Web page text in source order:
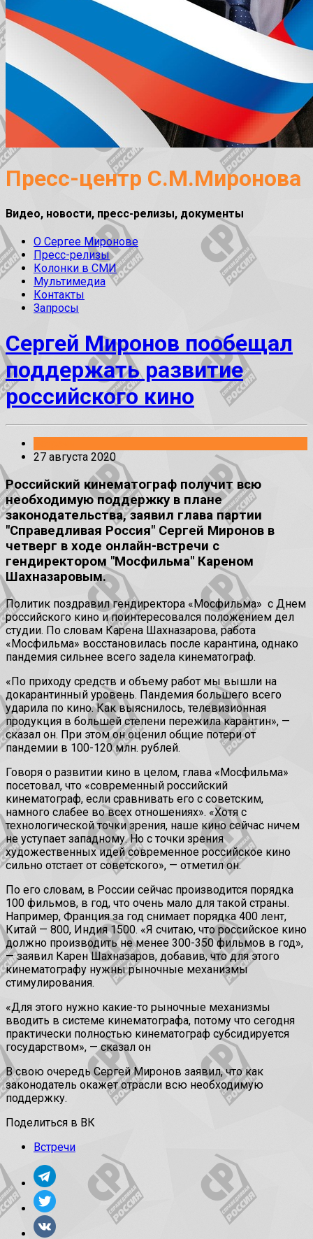
Пресс-центр С.М.Миронова
Видео, новости, пресс-релизы, документы
О Сергее Миронове
Пресс-релизы
Колонки в СМИ
Мультимедиа
Контакты
Запросы
Сергей Миронов пообещал
поддержать развитие
российского кино
27 августа 2020
Российский кинематограф получит всю
необходимую поддержку в плане
законодательства, заявил глава партии
"Справедливая Россия" Сергей Миронов в
четверг в ходе онлайн-встречи с
гендиректором "Мосфильма" Кареном
Шахназаровым.
Политик поздравил гендиректора «Мосфильма» с Днем
российского кино и поинтересовался положением дел
студии. По словам Карена Шахназарова, работа
«Мосфильма» восстановилась после карантина, однако
пандемия сильнее всего задела кинематограф.
«По приходу средств и объему работ мы вышли на
докарантинный уровень. Пандемия большего всего
ударила по кино. Как выяснилось, телевизионная
продукция в большей степени пережила карантин», —
сказал он. При этом он оценил общие потери от
пандемии в 100-120 млн. рублей.
Говоря о развитии кино в целом, глава «Мосфильма»
посетовал, что «современный российский
кинематограф, если сравнивать его с советским,
намного слабее во всех отношениях». «Хотя с
технологической точки зрения, наше кино сейчас ничем
не уступает западному. Но с точки зрения
художественных идей современное российское кино
сильно отстает от советского», — отметил он.
По его словам, в России сейчас производится порядка
100 фильмов, в год, что очень мало для такой страны.
Например, Франция за год снимает порядка 400 лент,
Китай — 800, Индия 1500. «Я считаю, что российское кино
должно производить не менее 300-350 фильмов в год»,
— заявил Карен Шахназаров, добавив, что для этого
кинематографу нужны рыночные механизмы
стимулирования.
«Для этого нужно какие-то рыночные механизмы
вводить в системе кинематографа, потому что сегодня
практически полностью кинематограф субсидируется
государством», — сказал он
В свою очередь Сергей Миронов заявил, что как
законодатель окажет отрасли всю необходимую
поддержку.
Поделиться в ВК
Встречи